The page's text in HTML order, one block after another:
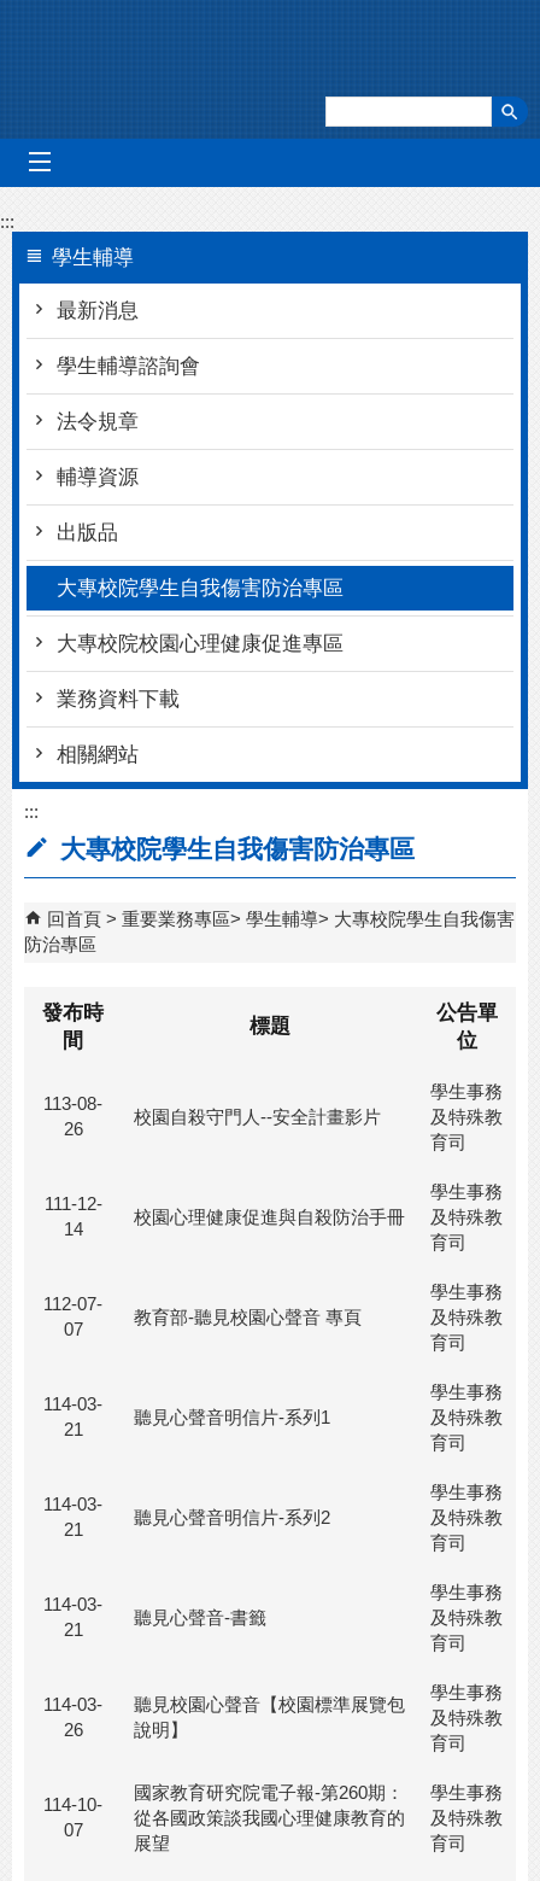
:::
學生輔導
最新消息
學生輔導諮詢會
法令規章
輔導資源
出版品
大專校院學生自我傷害防治專區
大專校院校園心理健康促進專區
業務資料下載
相關網站
:::
大專校院學生自我傷害防治專區
回首頁 重要業務專區 學生輔導
大專校院學生自我傷害
防治專區
發布時
間
標題
公告單
位
113-08-
26
校園自殺守門人--安全計畫影片
學生事務
及特殊教
育司
111-12-
14
校園心理健康促進與自殺防治手冊
學生事務
及特殊教
育司
112-07-
07
教育部-聽見校園心聲音 專頁
學生事務
及特殊教
育司
114-03-
21
聽見心聲音明信片-系列1
學生事務
及特殊教
育司
114-03-
21
聽見心聲音明信片-系列2
學生事務
及特殊教
育司
114-03-
21
聽見心聲音-書籤
學生事務
及特殊教
育司
114-03-
26
聽見校園心聲音【校園標準展覽包
說明】
學生事務
及特殊教
育司
114-10-
07
國家教育研究院電子報-第260期：
從各國政策談我國心理健康教育的
展望
學生事務
及特殊教
育司